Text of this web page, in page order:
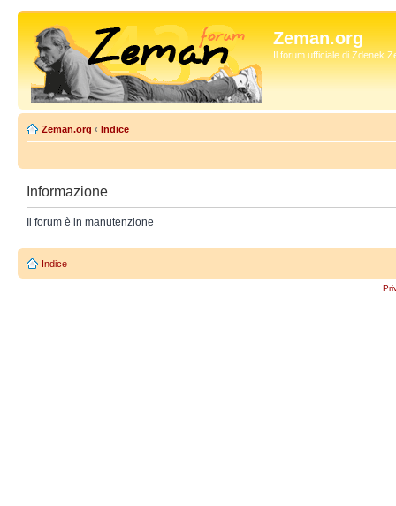
Zeman.org
Il forum ufficiale di Zdenek
Zeman.org ‹ Indice
Informazione
Il forum è in manutenzione
Indice